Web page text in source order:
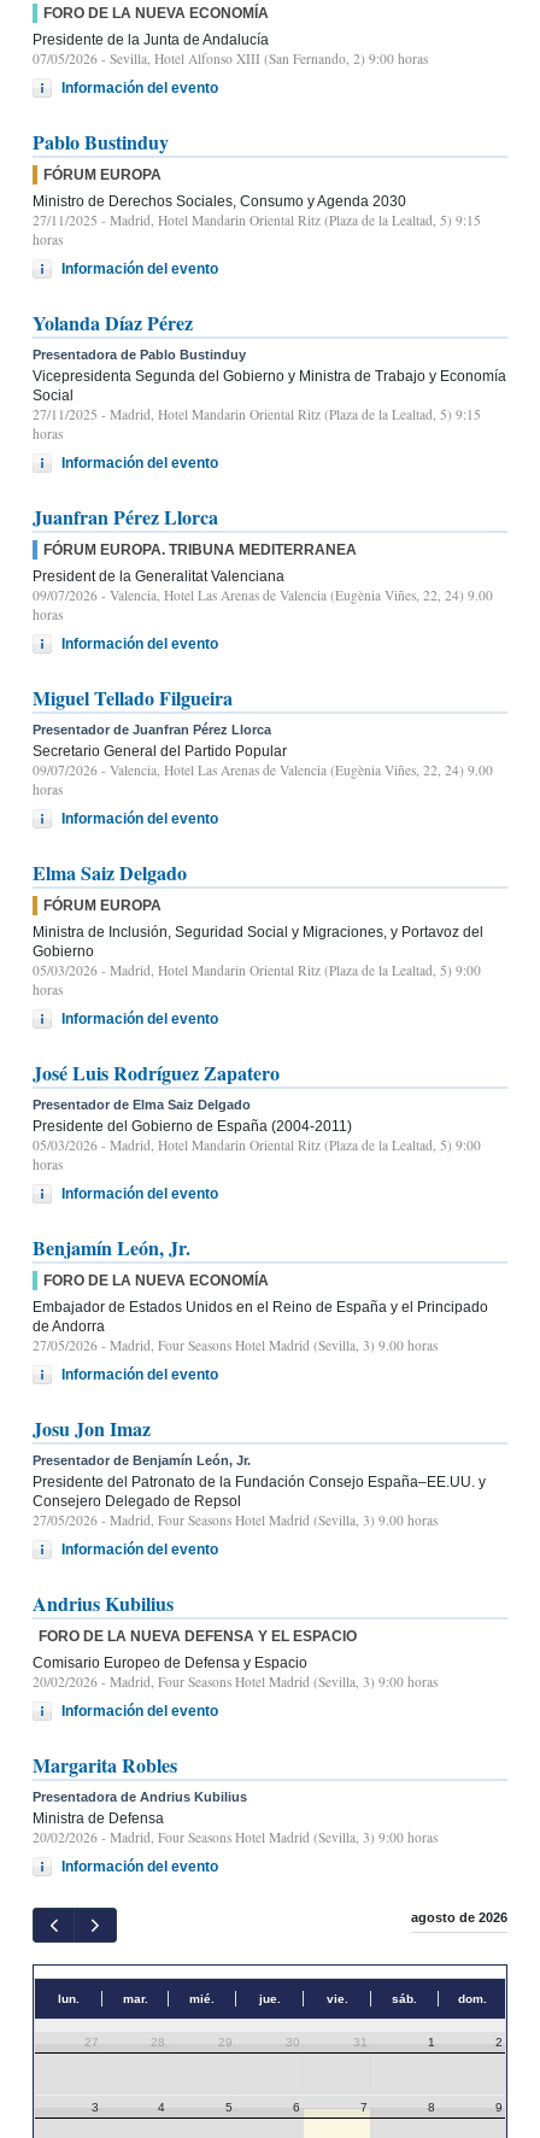
FORO DE LA NUEVA ECONOMÍA
Presidente de la Junta de Andalucía
07/05/2026 - Sevilla, Hotel Alfonso XIII (San Fernando, 2) 9:00 horas
Información del evento
Pablo Bustinduy
FÓRUM EUROPA
Ministro de Derechos Sociales, Consumo y Agenda 2030
27/11/2025 - Madrid, Hotel Mandarin Oriental Ritz (Plaza de la Lealtad, 5) 9:15
horas
Información del evento
Yolanda Díaz Pérez
Presentadora de Pablo Bustinduy
Vicepresidenta Segunda del Gobierno y Ministra de Trabajo y Economía
Social
27/11/2025 - Madrid, Hotel Mandarin Oriental Ritz (Plaza de la Lealtad, 5) 9:15
horas
Información del evento
Juanfran Pérez Llorca
FÓRUM EUROPA. TRIBUNA MEDITERRANEA
President de la Generalitat Valenciana
09/07/2026 - Valencia, Hotel Las Arenas de Valencia (Eugènia Viñes, 22, 24) 9.00
horas
Información del evento
Miguel Tellado Filgueira
Presentador de Juanfran Pérez Llorca
Secretario General del Partido Popular
09/07/2026 - Valencia, Hotel Las Arenas de Valencia (Eugènia Viñes, 22, 24) 9.00
horas
Información del evento
Elma Saiz Delgado
FÓRUM EUROPA
Ministra de Inclusión, Seguridad Social y Migraciones, y Portavoz del
Gobierno
05/03/2026 - Madrid, Hotel Mandarin Oriental Ritz (Plaza de la Lealtad, 5) 9:00
horas
Información del evento
José Luis Rodríguez Zapatero
Presentador de Elma Saiz Delgado
Presidente del Gobierno de España (2004-2011)
05/03/2026 - Madrid, Hotel Mandarin Oriental Ritz (Plaza de la Lealtad, 5) 9:00
horas
Información del evento
Benjamín León, Jr.
FORO DE LA NUEVA ECONOMÍA
Embajador de Estados Unidos en el Reino de España y el Principado
de Andorra
27/05/2026 - Madrid, Four Seasons Hotel Madrid (Sevilla, 3) 9.00 horas
Información del evento
Josu Jon Imaz
Presentador de Benjamín León, Jr.
Presidente del Patronato de la Fundación Consejo España–EE.UU. y
Consejero Delegado de Repsol
27/05/2026 - Madrid, Four Seasons Hotel Madrid (Sevilla, 3) 9.00 horas
Información del evento
Andrius Kubilius
FORO DE LA NUEVA DEFENSA Y EL ESPACIO
Comisario Europeo de Defensa y Espacio
20/02/2026 - Madrid, Four Seasons Hotel Madrid (Sevilla, 3) 9:00 horas
Información del evento
Margarita Robles
Presentadora de Andrius Kubilius
Ministra de Defensa
20/02/2026 - Madrid, Four Seasons Hotel Madrid (Sevilla, 3) 9:00 horas
Información del evento
agosto de 2026
lun. mar. mié. jue. vie. sáb. dom.
27 28 29 30 31 1 2
3 4 5 6 7 8 9